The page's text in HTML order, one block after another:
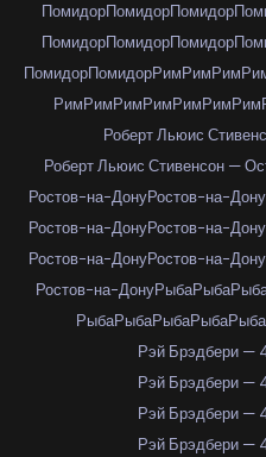
ПомидорПомидорПомидор
ПомидорПомидорПомидор
ПомидорПомидорРимРимРим
РимРимРимРимРимРимРим
Роберт Льюис
Роберт Льюис Стивенсон —
Ростов-на-ДонуРостов-на-Дону
Ростов-на-ДонуРостов-на-Дону
Ростов-на-ДонуРостов-на-Дону
Ростов-на-ДонуРыбаРыба
РыбаРыбаРыбаРыбаРыба
Рэй Брэдбери —
Рэй Брэдбери —
Рэй Брэдбери —
Рэй Брэдбери —